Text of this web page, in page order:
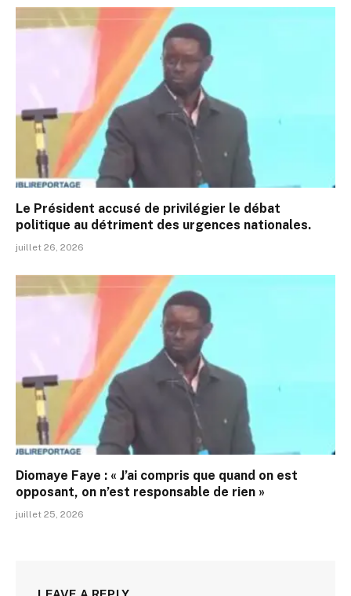
Le Président accusé de privilégier le débat
politique au détriment des urgences nationales.
juillet 26, 2026
Diomaye Faye : « J’ai compris que quand on est
opposant, on n’est responsable de rien »
juillet 25, 2026